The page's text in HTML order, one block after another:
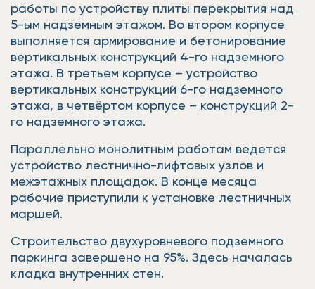
работы по устройству плиты перекрытия над
5-ым надземным этажом. Во втором корпусе
выполняется армирование и бетонирование
вертикальных конструкций 4-го надземного
этажа. В третьем корпусе – устройство
вертикальных конструкций 6-го надземного
этажа, в четвёртом корпусе – конструкций 2-
го надземного этажа.
Параллельно монолитным работам ведется
устройство лестнично-лифтовых узлов и
межэтажных площадок. В конце месяца
рабочие приступили к установке лестничных
маршей.
Строительство двухуровневого подземного
паркинга завершено на 95%. Здесь началась
кладка внутренних стен.